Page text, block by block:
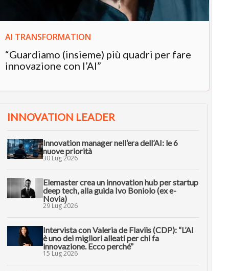
AI TRANSFORMATION
“Guardiamo (insieme) più quadri per fare
innovazione con l’AI”
INNOVATION LEADER
Innovation manager nell’era dell’AI: le 6
nuove priorità
30 Lug 2026
Elemaster crea un innovation hub per startup
deep tech, alla guida Ivo Boniolo (ex e-
Novia)
29 Lug 2026
Intervista con Valeria de Flaviis (CDP): “L’AI
è uno dei migliori alleati per chi fa
innovazione. Ecco perché”
15 Lug 2026